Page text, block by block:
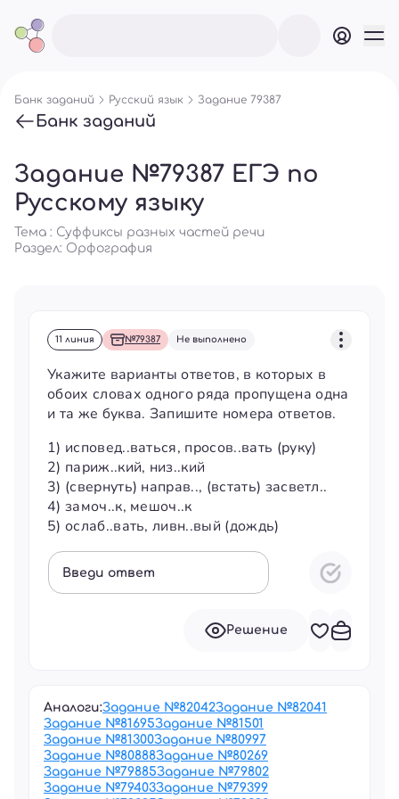
Банк заданий Русский язык Задание 79387
Банк заданий
Задание №79387 ЕГЭ по
Русскому языку
Тема : Суффиксы разных частей речи
Раздел: Орфография
11 линия №79387 Не выполнено
Укажите варианты ответов, в которых в
обоих словах одного ряда пропущена одна
и та же буква. Запишите номера ответов.
1) исповед..ваться, просов..вать (руку)
2) париж..кий, низ..кий
3) (свернуть) направ.., (встать) засветл..
4) замоч..к, мешоч..к
5) ослаб..вать, ливн..вый (дождь)
Введи ответ
Решение
Аналоги:Задание №82042Задание №82041
Задание №81695Задание №81501
Задание №81300Задание №80997
Задание №80888Задание №80269
Задание №79885Задание №79802
Задание №79403Задание №79399